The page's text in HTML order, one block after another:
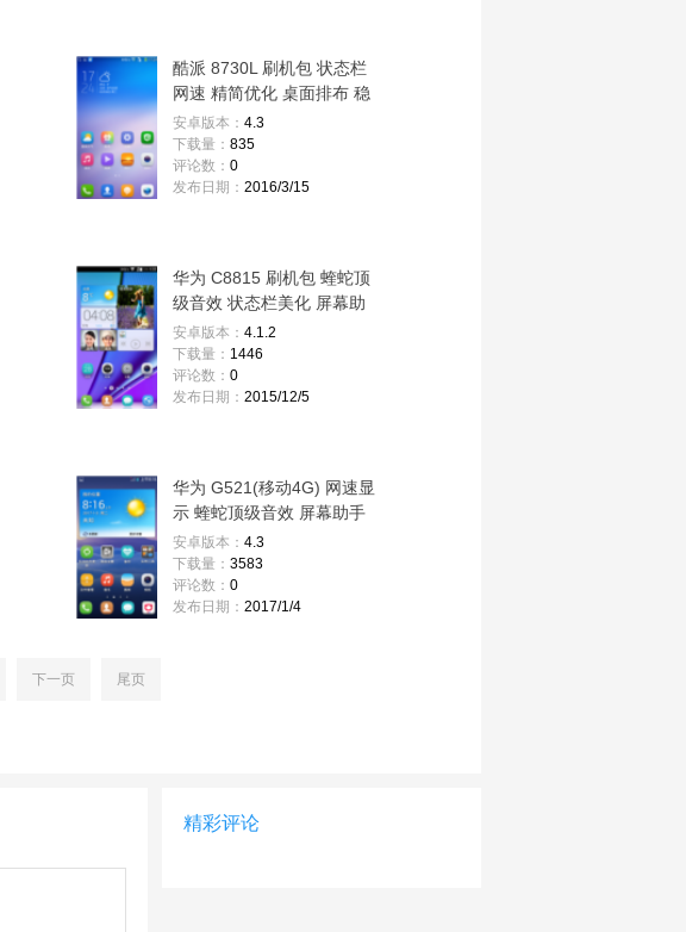
酷派 8730L 刷机包 状态栏
网速 精简优化 桌面排布 稳
定 省电 流畅
安卓版本： 4.3
下载量： 835
评论数： 0
发布日期： 2016/3/15
华为 C8815 刷机包 蝰蛇顶
级音效 状态栏美化 屏幕助
手 高级设置
安卓版本： 4.1.2
下载量： 1446
评论数： 0
发布日期： 2015/12/5
华为 G521(移动4G) 网速显
示 蝰蛇顶级音效 屏幕助手
高级设置 稳定
安卓版本： 4.3
下载量： 3583
评论数： 0
发布日期： 2017/1/4
下一页 尾页
精彩评论